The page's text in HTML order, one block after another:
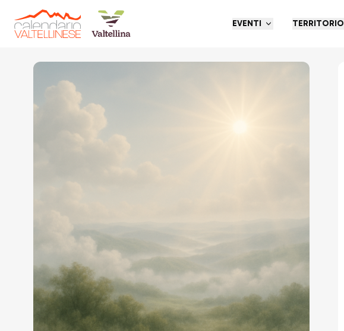
EVENTI TERRITORIO
Torna indietro